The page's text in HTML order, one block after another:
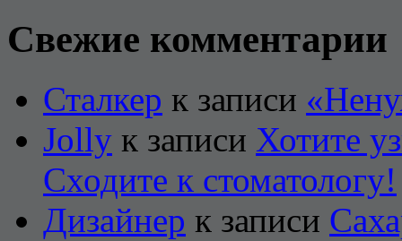
Свежие комментарии
Сталкер к записи
Jolly к записи Хотите
Сходите к стоматологу!
Дизайнер к записи